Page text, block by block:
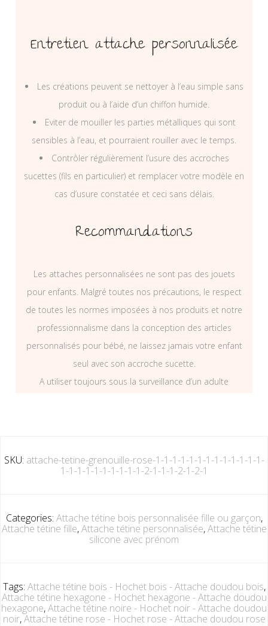
Entretien attache personnalisée
Les créations peuvent se nettoyer à l’eau simple sans
produit ou à l’aide d’un chiffon humide.
Eviter de mouiller les parties métalliques qui sont
sensibles à l’eau, et pourraient rouiller avec le temps.
Contrôler régulièrement l’usure des accroches
sucettes (fils en particulier) et remplacer votre modèle en
cas d’usure constatée et ceci sans délais.
Recommandations
Les attaches personnalisées ne sont pas des jouets
pour enfants. Malgré toutes nos précautions, le respect
de toutes les normes imposées à nos produits et notre
professionnalisme dans la conception des articles
personnalisés pour bébé, ne laissez jamais votre enfant
seul avec son accroche sucette.
A utiliser toujours sous la surveillance d’un adulte
SKU: attache-tetine-grenouille-rose-1-1-1-1-1-1-1-1-1-1-1-1-1-
1-1-1-1-1-1-1-1-1-1-2-1-1-1-2-1-2-1
Categories: Attache tétine bois personnalisée fille ou garçon,
Attache tétine fille,Attache tétine personnalisée,Attache tétine
silicone avec prénom
Tags: Attache tétine bois - Hochet bois - Attache doudou bois,
Attache tétine hexagone - Hochet hexagone - Attache doudou
hexagone,Attache tétine noire - Hochet noir - Attache doudou
noir,Attache tétine rose - Hochet rose - Attache doudou rose